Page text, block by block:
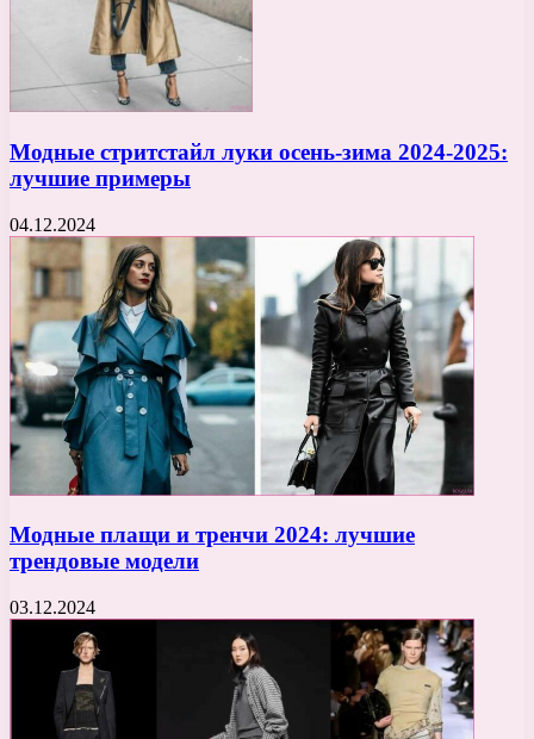
Модные стритстайл луки осень-зима 2024-2025:
лучшие примеры
04.12.2024
Модные плащи и тренчи 2024: лучшие
трендовые модели
03.12.2024